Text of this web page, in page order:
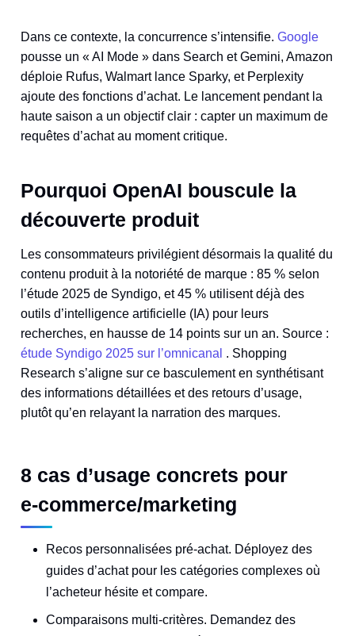
Dans ce contexte, la concurrence s’intensifie. Google
pousse un « AI Mode » dans Search et Gemini, Amazon
déploie Rufus, Walmart lance Sparky, et Perplexity
ajoute des fonctions d’achat. Le lancement pendant la
haute saison a un objectif clair : capter un maximum de
requêtes d’achat au moment critique.
Pourquoi OpenAI bouscule la
découverte produit
Les consommateurs privilégient désormais la qualité du
contenu produit à la notoriété de marque : 85 % selon
l’étude 2025 de Syndigo, et 45 % utilisent déjà des
outils d’intelligence artificielle (IA) pour leurs
recherches, en hausse de 14 points sur un an. Source :
étude Syndigo 2025 sur l’omnicanal . Shopping
Research s’aligne sur ce basculement en synthétisant
des informations détaillées et des retours d’usage,
plutôt qu’en relayant la narration des marques.
8 cas d’usage concrets pour
e‑commerce/marketing
Recos personnalisées pré‑achat. Déployez des
guides d’achat pour les catégories complexes où
l’acheteur hésite et compare.
Comparaisons multi‑critères. Demandez des